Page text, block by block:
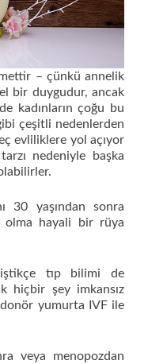
– çünkü annelik
bir duygudur, ancak
kadınların çoğu bu
çeşitli nedenlerden
evliliklere yol açıyor
nedeniyle başka
30 yaşından sonra
olma hayali bir rüya
tıp bilimi de
hiçbir şey imkansız
yumurta IVF ile
veya menopozdan